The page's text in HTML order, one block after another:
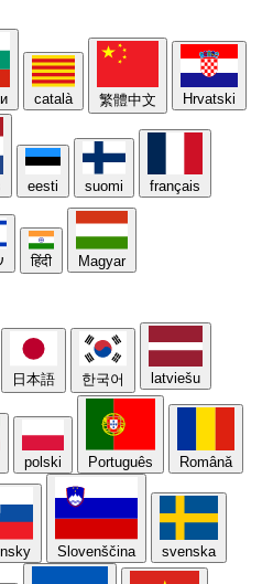
català 繁體中文 Hrvatski
eesti suomi français
हिंदी Magyar
日本語 한국어 latviešu
polski Português Română
Slovenščina svenska